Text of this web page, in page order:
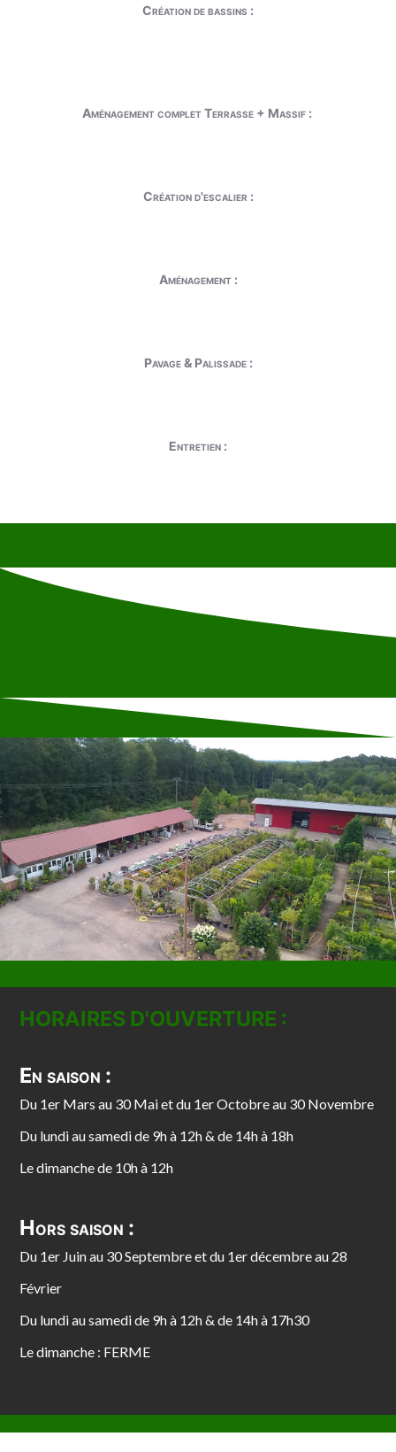
Création de bassins :
Aménagement complet Terrasse + Massif :
Création d'escalier :
Aménagement :
Pavage & Palissade :
Entretien :
HORAIRES D'OUVERTURE :
En saison :
Du 1er Mars au 30 Mai et du 1er Octobre au 30 Novembre
Du lundi au samedi de 9h à 12h & de 14h à 18h
Le dimanche de 10h à 12h
Hors saison :
Du 1er Juin au 30 Septembre et du 1er décembre au 28
Février
Du lundi au samedi de 9h à 12h & de 14h à 17h30
Le dimanche : FERME